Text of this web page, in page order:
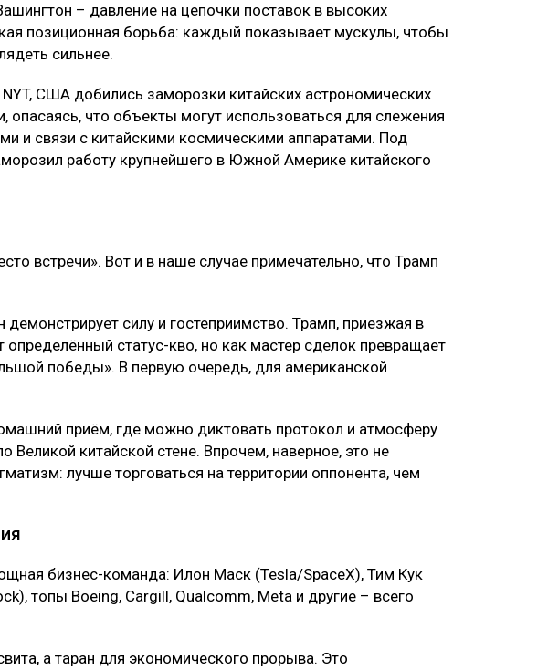
– давление на цепочки поставок в высоких
позиционная борьба: каждый показывает мускулы, чтобы
сильнее.
США добились заморозки китайских астрономических
опасаясь, что объекты могут использоваться для слежения
и связи с китайскими космическими аппаратами. Под
работу крупнейшего в Южной Америке китайского
встречи». Вот и в наше случае примечательно, что Трамп
демонстрирует силу и гостеприимство. Трамп, приезжая в
определённый статус-кво, но как мастер сделок превращает
победы». В первую очередь, для американской
приём, где можно диктовать протокол и атмосферу
Великой китайской стене. Впрочем, наверное, это не
лучше торговаться на территории оппонента, чем
бизнес-команда: Илон Маск (Tesla/SpaceX), Тим Кук
топы Boeing, Cargill, Qualcomm, Meta и другие – всего
а таран для экономического прорыва. Это